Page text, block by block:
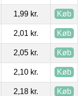
1,99 kr. Køb
2,01 kr. Køb
2,05 kr. Køb
2,10 kr. Køb
2,18 kr. Køb